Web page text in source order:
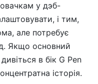
у дэб-
і тим,
але потребує
Якщо основний
в бік G Pen
історія.